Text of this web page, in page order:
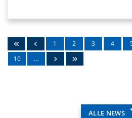
1 2 3 4
10
…
ALLE NEWS